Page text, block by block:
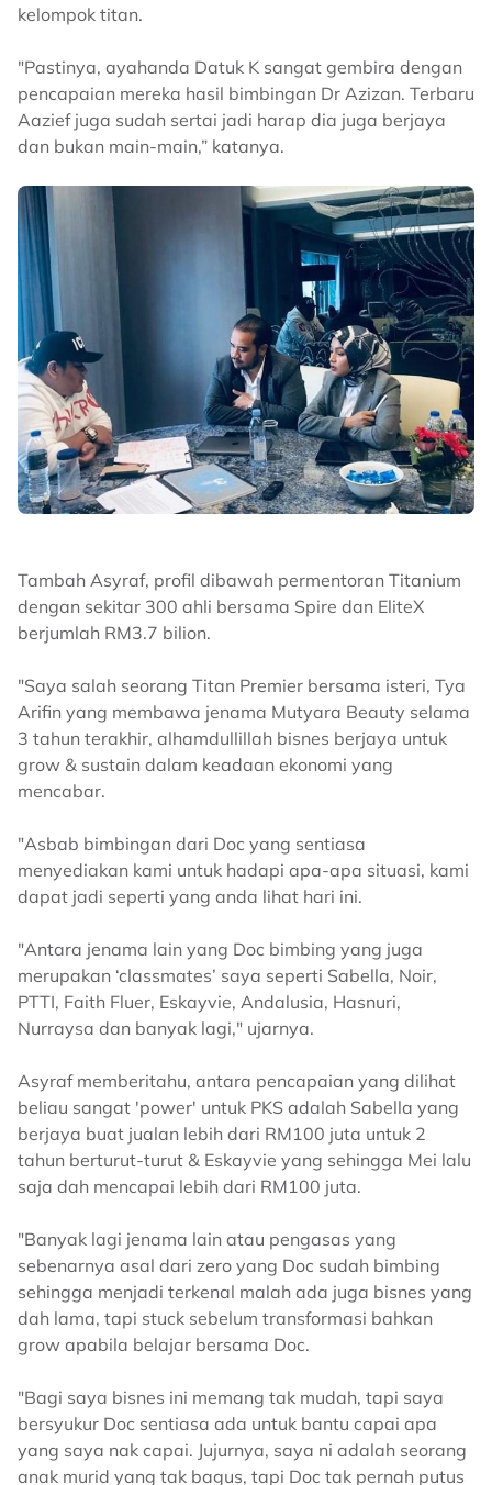
kelompok titan.
"Pastinya, ayahanda Datuk K sangat gembira dengan
pencapaian mereka hasil bimbingan Dr Azizan. Terbaru
Aazief juga sudah sertai jadi harap dia juga berjaya
dan bukan main-main,” katanya.
Tambah Asyraf, profil dibawah permentoran Titanium
dengan sekitar 300 ahli bersama Spire dan EliteX
berjumlah RM3.7 bilion.
"Saya salah seorang Titan Premier bersama isteri, Tya
Arifin yang membawa jenama Mutyara Beauty selama
3 tahun terakhir, alhamdullillah bisnes berjaya untuk
grow & sustain dalam keadaan ekonomi yang
mencabar.
"Asbab bimbingan dari Doc yang sentiasa
menyediakan kami untuk hadapi apa-apa situasi, kami
dapat jadi seperti yang anda lihat hari ini.
"Antara jenama lain yang Doc bimbing yang juga
merupakan ‘classmates’ saya seperti Sabella, Noir,
PTTI, Faith Fluer, Eskayvie, Andalusia, Hasnuri,
Nurraysa dan banyak lagi," ujarnya.
Asyraf memberitahu, antara pencapaian yang dilihat
beliau sangat 'power' untuk PKS adalah Sabella yang
berjaya buat jualan lebih dari RM100 juta untuk 2
tahun berturut-turut & Eskayvie yang sehingga Mei lalu
saja dah mencapai lebih dari RM100 juta.
"Banyak lagi jenama lain atau pengasas yang
sebenarnya asal dari zero yang Doc sudah bimbing
sehingga menjadi terkenal malah ada juga bisnes yang
dah lama, tapi stuck sebelum transformasi bahkan
grow apabila belajar bersama Doc.
"Bagi saya bisnes ini memang tak mudah, tapi saya
bersyukur Doc sentiasa ada untuk bantu capai apa
yang saya nak capai. Jujurnya, saya ni adalah seorang
anak murid yang tak bagus, tapi Doc tak pernah putus